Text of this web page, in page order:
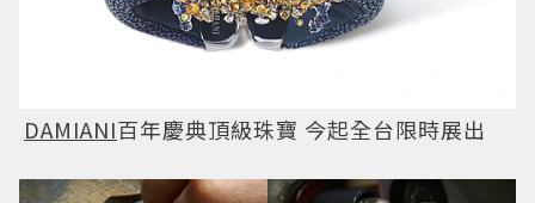
DAMIANI百年慶典頂級珠寶 今起全台限時展出